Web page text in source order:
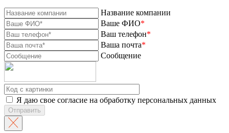
Название компании
Ваше ФИО*
Ваш телефон*
Ваша почта*
Сообщение
Я даю свое согласие на обработку персональных данных
Отправить